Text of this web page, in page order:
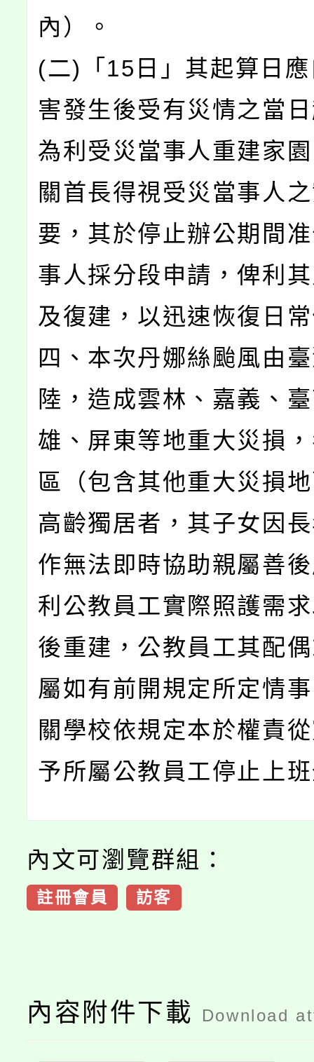
內）。
(二)「15日」其起算日
害發生後受有災情之當
為利受災當事人重建家
關首長得視受災當事人
要，其於停止辦公期間
事人採分段申請，俾利
及復建，以迅速恢復日
四、本次丹娜絲颱風由
陸，造成雲林、嘉義、
雄、屏東等地重大災損
區（包含其他重大災損
高齡獨居者，其子女因
作無法即時協助親屬善
利公教員工實際照護需
後重建，公教員工其配
屬如有前開規定所定情
關學校依規定本於權責
予所屬公教員工停止上
內文可瀏覽群組：
註冊會員 訪客
內容附件下載 Download